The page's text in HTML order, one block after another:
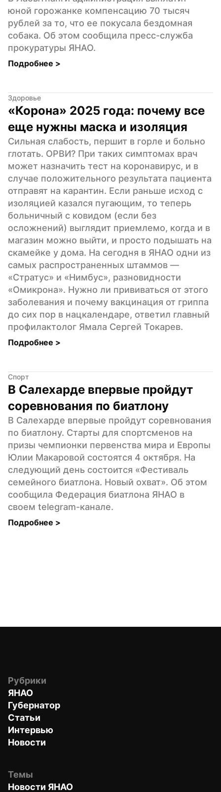
юной горожанке компенсацию 70 тысяч
рублей за то, что ее покусала бездомная
собака. Об этом сообщила пресс-служба
прокуратуры ЯНАО.
Подробнее >
Здоровье
«Корона» 2025 года: почему все
еще нужны маска и изоляция
Сильная слабость, першит в горле и больно
глотать. ОРВИ? При таких симптомах врач
может назначить тест на коронавирус, и в
случае положительного результата пациента
отправят на карантин. Если раньше исход с
изоляцией казался пугающим, то теперь
больничный с ковидом (если без
осложнений) выглядит приемлемо, когда и в
магазин можно выйти, и просто подышать на
скамейке у дома. На сегодня в ЯНАО одни из
самых распространенных штаммов —
«Стратус» и «Нимбус», разновидности
«Омикрона». Нужно ли прививаться от этого
заболевания и почему вакцинация от гриппа
до сих пор в нацкалендаре, ответил главный
профилактолог Ямала Сергей Токарев.
Подробнее >
Спорт
В Салехарде впервые пройдут
соревнования по биатлону
В Салехарде впервые пройдут соревнования
по биатлону. Старты для спортсменов на
призы чемпионки первенства мира и Европы
Юлии Макаровой состоятся 4 октября. На
следующий день состоится «Фестиваль
семейного биатлона. Новый охват». Об этом
сообщила Федерация биатлона ЯНАО в
своем telegram-канале.
Подробнее >
Рубрики
ЯНАО
Губернатор
Статьи
Интервью
Новости
Темы
Новости ЯНАО